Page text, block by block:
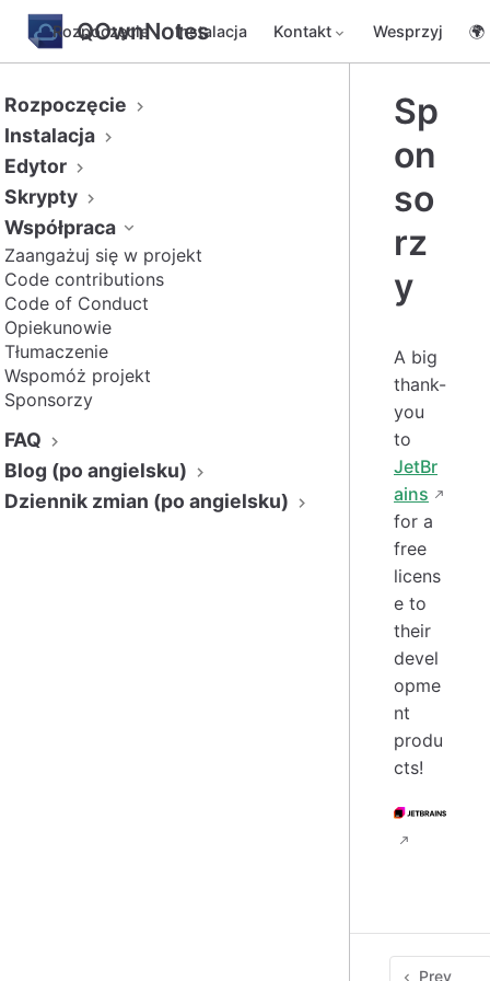
QOwnNotes
Rozpoczęcie Instalacja Kontakt Wesprzyj 🌍
Rozpoczęcie
Instalacja
Edytor
Skrypty
Współpraca
Zaangażuj się w projekt
Code contributions
Code of Conduct
Opiekunowie
Tłumaczenie
Wspomóż projekt
Sponsorzy
FAQ
Blog (po angielsku)
Dziennik zmian (po angielsku)
Sp
on
so
rz
y
A big
thank-
you
to
JetBr
ains
for a
free
licens
e to
their
devel
opme
nt
produ
cts!
Prev